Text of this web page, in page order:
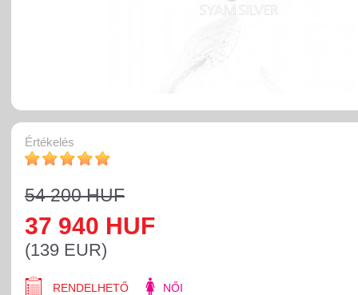
Értékelés
54 200 HUF
37 940 HUF
(139 EUR)
RENDELHETŐ NŐI